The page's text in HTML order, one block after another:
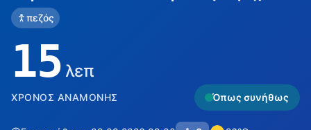
πεζός
15 λεπ
ΧΡΌΝΟΣ ΑΝΑΜΟΝΉΣ Όπως συνήθως